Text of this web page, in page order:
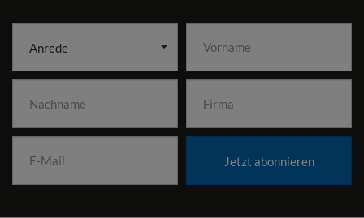
Anrede
Jetzt abonnieren